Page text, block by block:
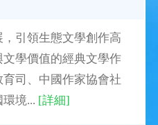
引領生態文學創作高
學價值的經典文學作
司、中國作家協會社
境... [詳細]